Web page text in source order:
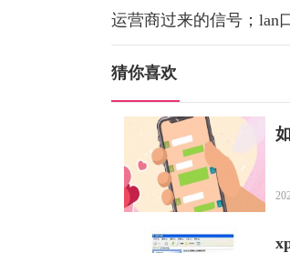
运营商过来的信号；lan
猜你喜欢